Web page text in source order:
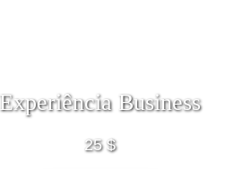
Experiência Business
25 $